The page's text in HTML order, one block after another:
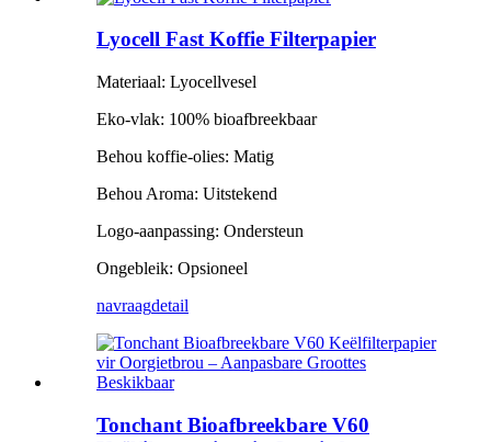
Lyocell Fast Koffie Filterpapier
Materiaal: Lyocellvesel
Eko-vlak: 100% bioafbreekbaar
Behou koffie-olies: Matig
Behou Aroma: Uitstekend
Logo-aanpassing: Ondersteun
Ongebleik: Opsioneel
navraagdetail
Tonchant Bioafbreekbare V60